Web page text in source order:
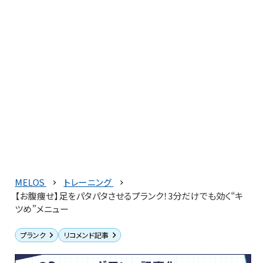
MELOS
トレーニング
【お腹痩せ】足をパタパタさせるプランク！3分だけでも効く“キ
ツめ”メニュー
プランク リコメンド記事